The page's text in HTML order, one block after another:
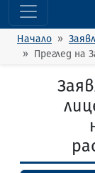
Начало
Преглед на